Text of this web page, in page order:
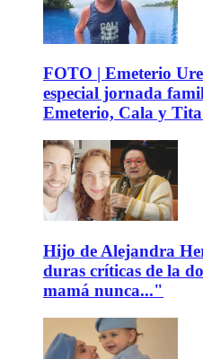
FOTO | Emeterio
especial jornada
Emeterio, Cala y
Hijo de Alejandra
duras críticas de la
mamá nunca..."